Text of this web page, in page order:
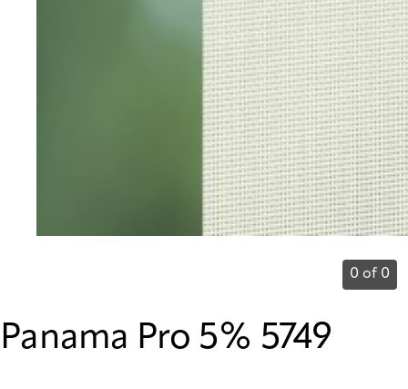
0 of 0
Panama Pro 5% 5749